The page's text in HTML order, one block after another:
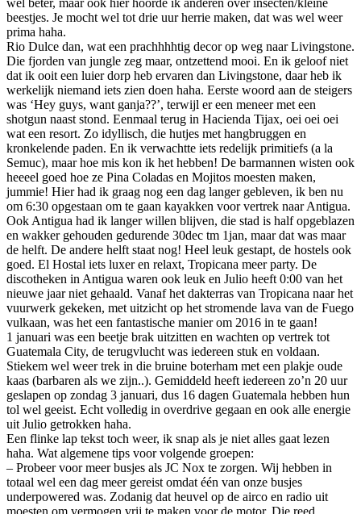
beestjes. Je mocht wel tot drie uur herrie maken, dat was wel weer
prima haha.
Rio Dulce dan, wat een prachhhhtig decor op weg naar Livingstone.
Die fjorden van jungle zeg maar, ontzettend mooi. En ik geloof niet
dat ik ooit een luier dorp heb ervaren dan Livingstone, daar heb ik
werkelijk niemand iets zien doen haha. Eerste woord aan de steigers
was ‘Hey guys, want ganja??’, terwijl er een meneer met een
shotgun naast stond. Eenmaal terug in Hacienda Tijax, oei oei oei
wat een resort. Zo idyllisch, die hutjes met hangbruggen en
kronkelende paden. En ik verwachtte iets redelijk primitiefs (a la
Semuc), maar hoe mis kon ik het hebben! De barmannen wisten ook
heeeel goed hoe ze Pina Coladas en Mojitos moesten maken,
jummie! Hier had ik graag nog een dag langer gebleven, ik ben nu
om 6:30 opgestaan om te gaan kayakken voor vertrek naar Antigua.
Ook Antigua had ik langer willen blijven, die stad is half opgeblazen
en wakker gehouden gedurende 30dec tm 1jan, maar dat was maar
de helft. De andere helft staat nog! Heel leuk gestapt, de hostels ook
goed. El Hostal iets luxer en relaxt, Tropicana meer party. De
discotheken in Antigua waren ook leuk en Julio heeft 0:00 van het
nieuwe jaar niet gehaald. Vanaf het dakterras van Tropicana naar het
vuurwerk gekeken, met uitzicht op het stromende lava van de Fuego
vulkaan, was het een fantastische manier om 2016 in te gaan!
1 januari was een beetje brak uitzitten en wachten op vertrek tot
Guatemala City, de terugvlucht was iedereen stuk en voldaan.
Stiekem wel weer trek in die bruine boterham met een plakje oude
kaas (barbaren als we zijn..). Gemiddeld heeft iedereen zo’n 20 uur
geslapen op zondag 3 januari, dus 16 dagen Guatemala hebben hun
tol wel geeist. Echt volledig in overdrive gegaan en ook alle energie
uit Julio getrokken haha.
Een flinke lap tekst toch weer, ik snap als je niet alles gaat lezen
haha. Wat algemene tips voor volgende groepen:
– Probeer voor meer busjes als JC Nox te zorgen. Wij hebben in
totaal wel een dag meer gereist omdat één van onze busjes
underpowered was. Zodanig dat heuvel op de airco en radio uit
moesten om vermogen vrij te maken voor de motor. Die reed